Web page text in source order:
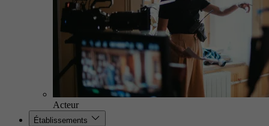
Acteur
Établissements